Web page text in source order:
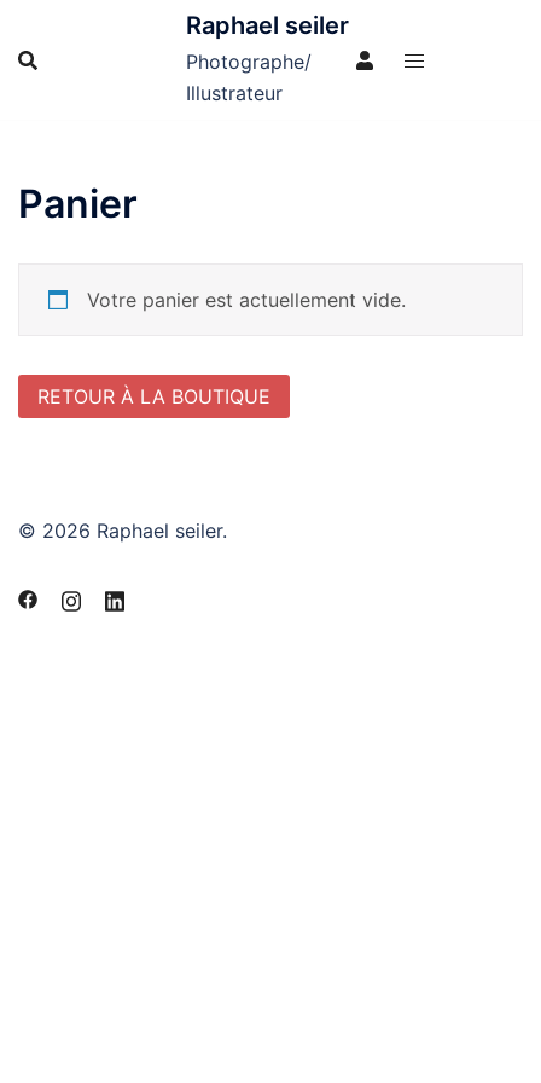
contenu
Raphael seiler
Photographe/
Illustrateur
Panier
Votre panier est actuellement vide.
RETOUR À LA BOUTIQUE
© 2026 Raphael seiler.